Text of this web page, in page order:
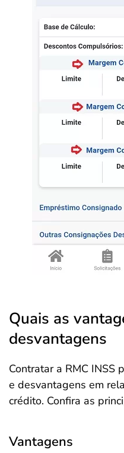
Quais as
desvantagens
Contratar a RMC INSS
e desvantagens em
crédito. Confira as
Vantagens